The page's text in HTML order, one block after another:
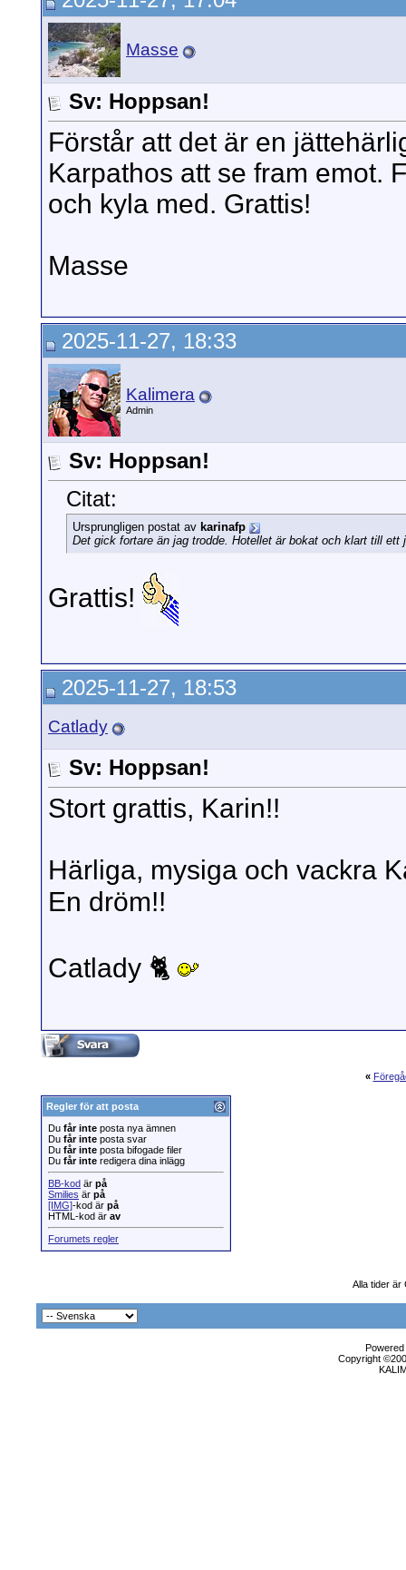
Masse
Sv: Hoppsan!
Förstår att det är en
Karpathos att se fram emot.
och kyla med. Grattis!
Masse
2025-11-27, 18:33
Kalimera
Admin
Sv: Hoppsan!
Citat:
Ursprungligen postat av karinafp
Det gick fortare än jag trodde. Hotellet är bokat och klart till ett
Grattis!
2025-11-27, 18:53
Catlady
Sv: Hoppsan!
Stort grattis, Karin!!
Härliga, mysiga och vackra
En dröm!!
Catlady 🐈
«
Regler för att posta
Du får inte posta nya ämnen
Du får inte posta svar
Du får inte posta bifogade filer
Du får inte redigera dina inlägg
BB-kod är på
Smilies är på
[IMG]-kod är på
HTML-kod är av
Forumets regler
Alla tider är
Copyright